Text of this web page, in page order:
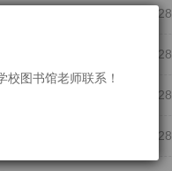
图书馆老师联系！
2026-04-28
2026-04-28
2026-04-28
2026-04-28